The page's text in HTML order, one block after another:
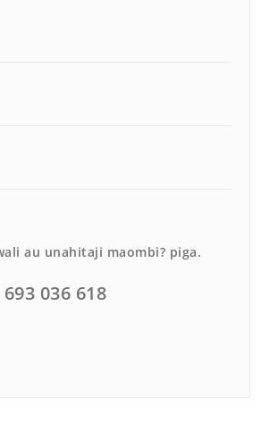
au unahitaji maombi? piga.
036 618